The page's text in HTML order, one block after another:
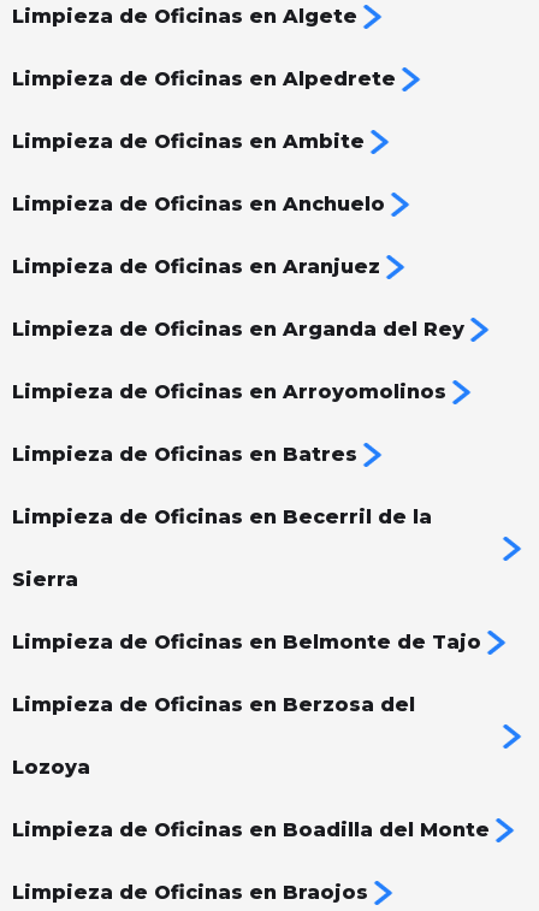
Limpieza de Oficinas en Algete
Limpieza de Oficinas en Alpedrete
Limpieza de Oficinas en Ambite
Limpieza de Oficinas en Anchuelo
Limpieza de Oficinas en Aranjuez
Limpieza de Oficinas en Arganda del Rey
Limpieza de Oficinas en Arroyomolinos
Limpieza de Oficinas en Batres
Limpieza de Oficinas en Becerril de la
Sierra
Limpieza de Oficinas en Belmonte de Tajo
Limpieza de Oficinas en Berzosa del
Lozoya
Limpieza de Oficinas en Boadilla del Monte
Limpieza de Oficinas en Braojos